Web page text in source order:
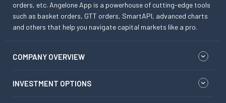
orders, etc. Angelone App is a powerhouse of cutting-edge tools
such as basket orders, GTT orders, SmartAPI, advanced charts
and others that help you navigate capital markets like a pro.
COMPANY OVERVIEW
INVESTMENT OPTIONS